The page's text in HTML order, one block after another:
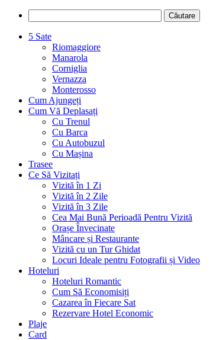
5 Sate
Riomaggiore
Manarola
Corniglia
Vernazza
Monterosso
Cum Ajungeți
Cum Vă Deplasați
Cu Trenul
Cu Barca
Cu Autobuzul
Cu Mașina
Trasee
Ce Să Vizitați
Vizită în 1 Zi
Vizită în 2 Zile
Vizită în 3 Zile
Cea Mai Bună Perioadă Pentru Vizită
Orașe Învecinate
Mâncare și Restaurante
Vizită cu un Tur Ghidat
Locuri Ideale pentru Fotografii și Video
Hoteluri
Hoteluri Romantic
Cum Să Economisiți
Cazarea în Fiecare Sat
Rezervare Hotel Economic
Plaje
Card